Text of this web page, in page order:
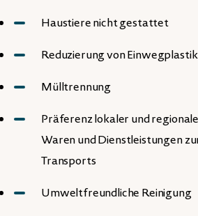
Haustiere nicht gestattet
Reduzierung von Einwegplastik
Mülltrennung
Präferenz lokaler und
Waren und Dienstleistungen
Transports
Umweltfreundliche Reinigung